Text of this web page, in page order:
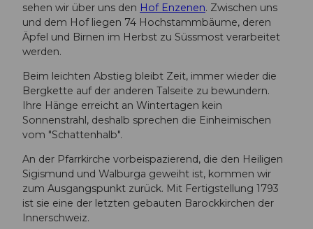
sehen wir über uns den Hof Enzenen. Zwischen uns
und dem Hof liegen 74 Hochstammbäume, deren
Äpfel und Birnen im Herbst zu Süssmost verarbeitet
werden.
Beim leichten Abstieg bleibt Zeit, immer wieder die
Bergkette auf der anderen Talseite zu bewundern.
Ihre Hänge erreicht an Wintertagen kein
Sonnenstrahl, deshalb sprechen die Einheimischen
vom "Schattenhalb".
An der Pfarrkirche vorbeispazierend, die den Heiligen
Sigismund und Walburga geweiht ist, kommen wir
zum Ausgangspunkt zurück. Mit Fertigstellung 1793
ist sie eine der letzten gebauten Barockkirchen der
Innerschweiz.